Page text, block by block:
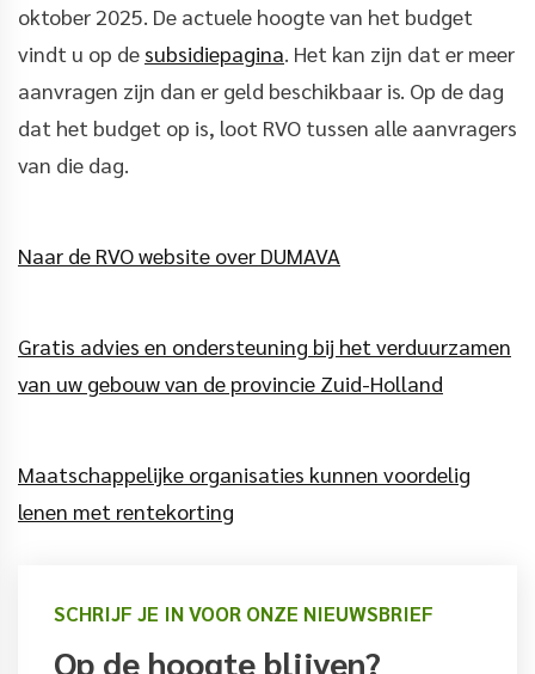
oktober 2025. De actuele hoogte van het budget
vindt u op de subsidiepagina. Het kan zijn dat er meer
aanvragen zijn dan er geld beschikbaar is. Op de dag
dat het budget op is, loot RVO tussen alle aanvragers
van die dag.
Naar de RVO website over DUMAVA
Gratis advies en ondersteuning bij het verduurzamen
van uw gebouw van de provincie Zuid-Holland
Maatschappelijke organisaties kunnen voordelig
lenen met rentekorting
SCHRIJF JE IN VOOR ONZE NIEUWSBRIEF
Op de hoogte blijven?